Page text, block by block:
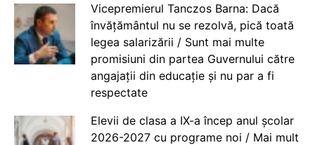
Vicepremierul Tanczos Barna: Dacă
învățământul nu se rezolvă, pică toată
legea salarizării / Sunt mai multe
promisiuni din partea Guvernului către
angajații din educație și nu par a fi
respectate
Elevii de clasa a IX-a încep anul școlar
2026-2027 cu programe noi / Mai mult